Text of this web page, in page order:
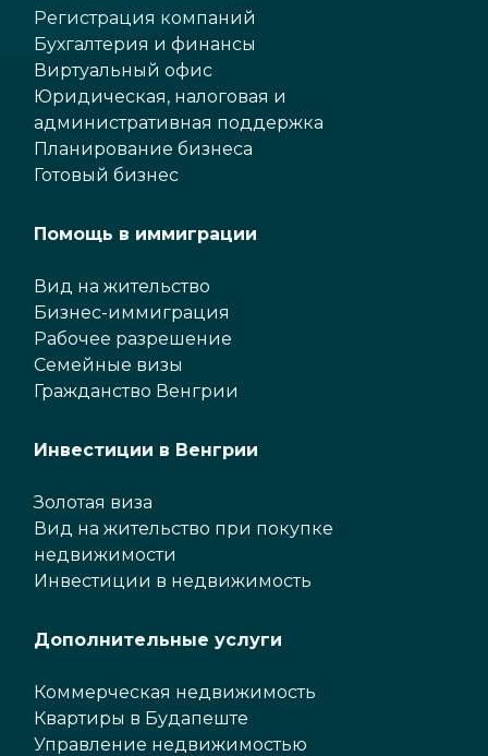
Регистрация компаний
Бухгалтерия и финансы
Виртуальный офис
Юридическая, налоговая и
административная поддержка
Планирование бизнеса
Готовый бизнес
Помощь в иммиграции
Вид на жительство
Бизнес-иммиграция
Рабочее разрешение
Семейные визы
Гражданство Венгрии
Инвестиции в Венгрии
Золотая виза
Вид на жительство при покупке
недвижимости
Инвестиции в недвижимость
Дополнительные услуги
Коммерческая недвижимость
Квартиры в Будапеште
Управление недвижимостью